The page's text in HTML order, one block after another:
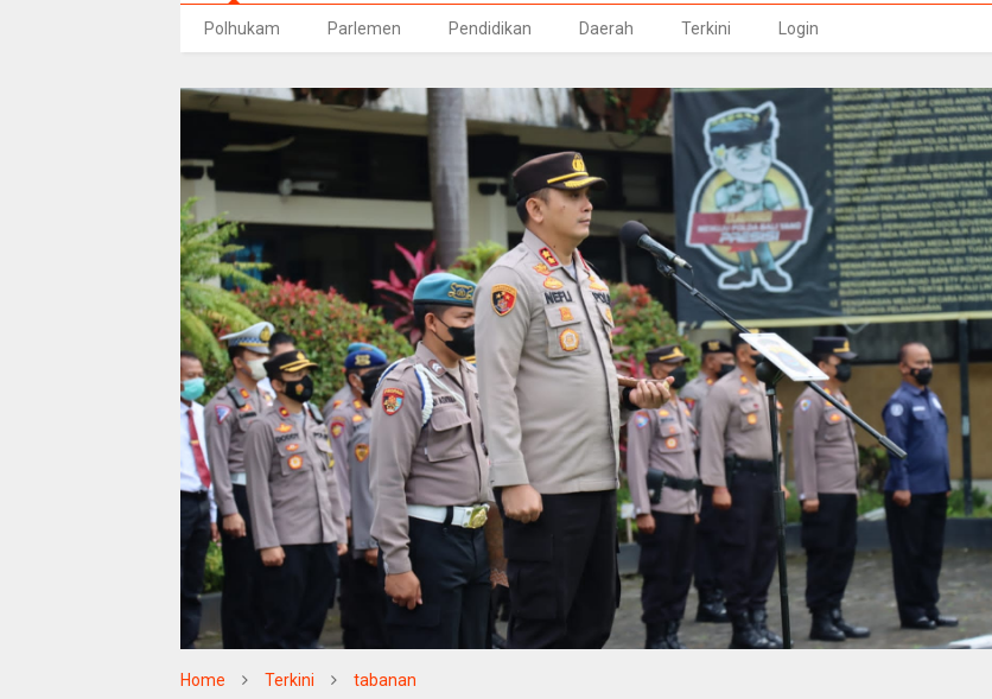
Polhukam Parlemen Pendidikan Daerah Terkini Login
Home Terkini tabanan